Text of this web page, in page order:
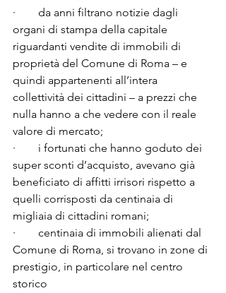
·        da anni filtrano notizie dagli
organi di stampa della capitale
riguardanti vendite di immobili di
proprietà del Comune di Roma – e
quindi appartenenti all’intera
collettività dei cittadini – a prezzi che
nulla hanno a che vedere con il reale
valore di mercato;
·        i fortunati che hanno goduto dei
super sconti d’acquisto, avevano già
beneficiato di affitti irrisori rispetto a
quelli corrisposti da centinaia di
migliaia di cittadini romani;
·        centinaia di immobili alienati dal
Comune di Roma, si trovano in zone di
prestigio, in particolare nel centro
storico